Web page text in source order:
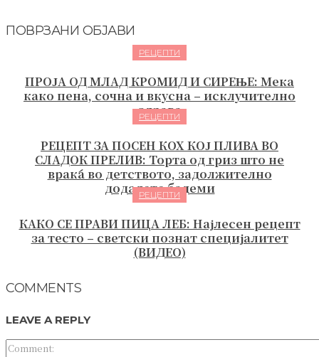
ПОВРЗАНИ ОБЈАВИ
РЕЦЕПТИ
ПРОЈА ОД МЛАД КРОМИД И СИРЕЊЕ: Мека
како пена, сочна и вкусна – исклучително
здрава
РЕЦЕПТИ
РЕЦЕПТ ЗА ПОСЕН КОХ КОЈ ПЛИВА ВО
СЛАДОК ПРЕЛИВ: Торта од гриз што не
враќа во детството, задолжително
додадете бадеми
РЕЦЕПТИ
КАКО СЕ ПРАВИ ПИЦА ЛЕБ: Најлесен рецепт
за тесто – светски познат специјалитет
(ВИДЕО)
COMMENTS
LEAVE A REPLY